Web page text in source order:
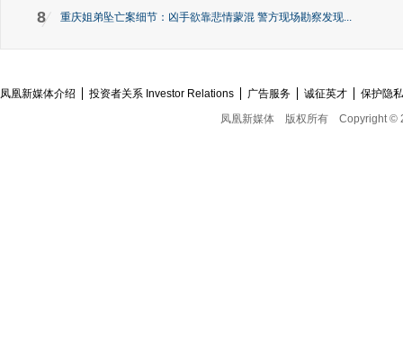
8 重庆姐弟坠亡案细节：凶手欲靠悲情蒙混 警方现场勘察发现...
凤凰新媒体介绍 投资者关系 Investor Relations 广告服务 诚征英才
保护隐
凤凰新媒体
版权所有 Copyright ©